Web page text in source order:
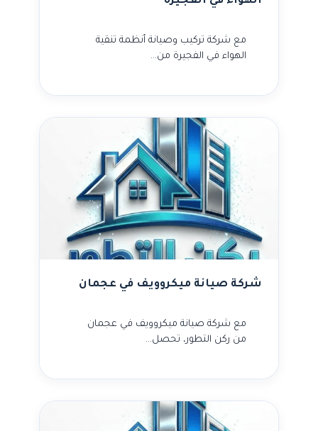
مع شركة تركيب وصيانة أنظمة تنقية
الهواء في الفجيرة من…
شركة صيانة ميكروويف في عجمان
مع شركة صيانة ميكروويف في عجمان
من ركن التطور، تحصل…